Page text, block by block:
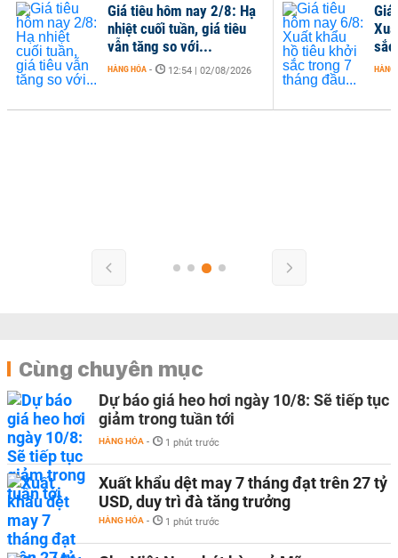
HÀNG
Giá tiêu hôm nay 2/8: Hạ
nhiệt cuối tuần, giá tiêu
vẫn tăng so với...
HÀNG HÓA - 12:54 | 02/08/2026
Cùng chuyên mục
Dự báo giá heo hơi ngày 10/8: Sẽ tiếp tục
giảm trong tuần tới
HÀNG HÓA - 1 phút trước
Xuất khẩu dệt may 7 tháng đạt trên 27 tỷ
USD, duy trì đà tăng trưởng
HÀNG HÓA - 1 phút trước